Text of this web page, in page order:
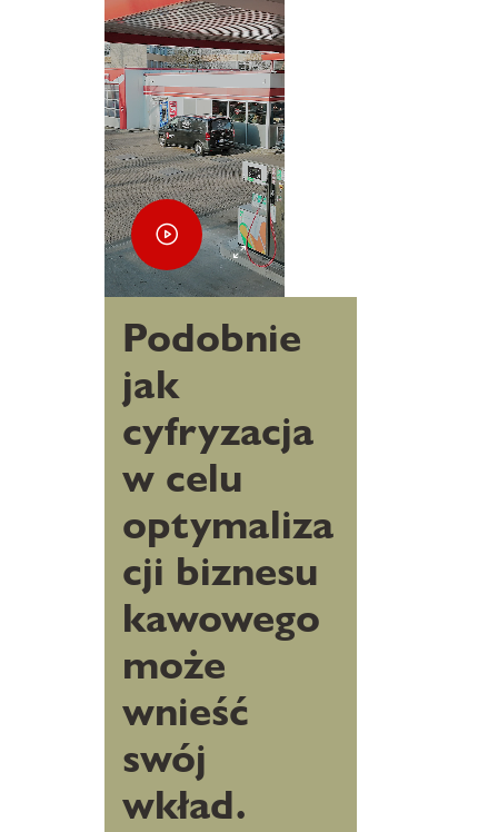
Podobnie
jak
cyfryzacja
w celu
optymaliza
cji biznesu
kawowego
może
wnieść
swój
wkład.